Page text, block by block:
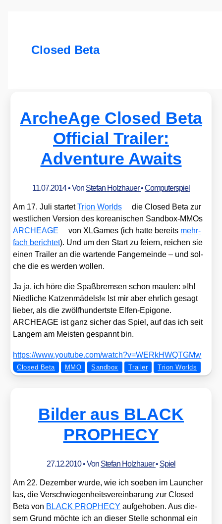
Closed Beta
ArcheAge Closed Beta
Official Trailer:
Adventure Awaits
11.07.2014• Von Stefan Holzhauer•Computerspiel
Am 17. Juli star­tetTri­on Worlds
die Clo­sed Beta zur
west­li­chen Ver­si­on des korea­ni­schen Sand­box-MMOs
ARCHEAGE
von XLGa­mes (ich hat­te bereits mehr­
fach berich­tet). Und um den Start zu fei­ern, rei­chen sie
einen Trai­ler an die war­ten­de Fan­ge­mein­de – und sol­
che die es wer­den wol­len.
Ja ja, ich höre die Spaß­brem­sen schon mau­len: »Ih!
Nied­li­che Kat­zen­mä­dels!« Ist mir aber ehr­lich gesagt
lie­ber, als die zwölf­hun­derts­te Elfen-Epi­go­ne.
ARCHEAGE ist ganz sicher das Spiel, auf das ich seit
Lan­gem am Meis­ten gespannt bin.
https://​www​.you​tube​.com/​w​a​t​c​h​?​v​=​W​E​R​k​H​W​Q​T​GMw
Closed Beta MMO Sandbox Trailer Trion Worlds
Bilder aus BLACK
PROPHECY
27.12.2010• Von Stefan Holzhauer• Spiel
Am 22. Dezem­ber wur­de, wie ich soeben im Laun­cher
las, die Ver­schwie­gen­heits­ver­ein­ba­rung zur Clo­sed
Beta von BLACK PROPHECY auf­ge­ho­ben. Aus die­
sem Grund möch­te ich an die­ser Stel­le schon­mal ein